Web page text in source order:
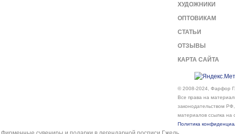
ХУДОЖНИКИ
ОПТОВИКАМ
СТАТЬИ
ОТЗЫВЫ
КАРТА САЙТА
© 2008-2024, Фарфор
Все права на
законодательством
материалов ссылка на
Политика